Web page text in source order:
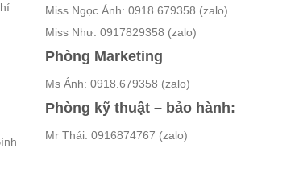
Miss Ngọc Ánh: 0918.679358 (zalo)
Miss Như: 0917829358 (zalo)
Phòng Marketing
Ms Ánh: 0918.679358 (zalo)
Phòng kỹ thuật – bảo hành:
Mr Thái: 0916874767 (zalo)